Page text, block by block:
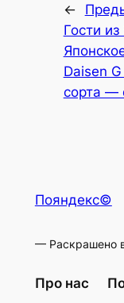
←
Гости
Daisen
сорта —
Пояндекс©
— Раскрашено
Про нас